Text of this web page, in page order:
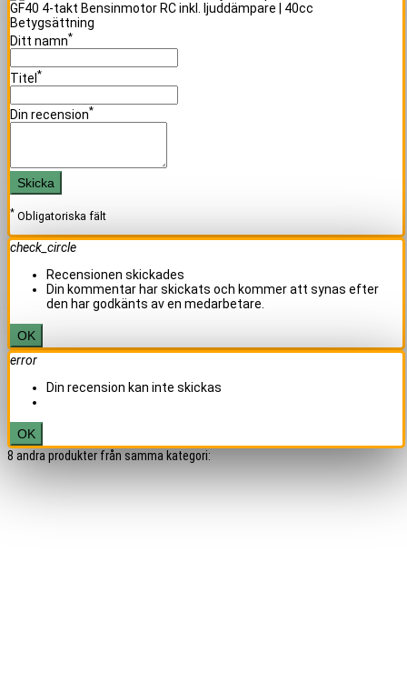
GF40 4-takt Bensinmotor RC inkl. ljuddämpare | 40cc
Betygsättning
Ditt namn*
Titel *
Din recension*
Skicka
* Obligatoriska fält
check_circle
Recensionen skickades
Din kommentar har skickats och kommer att synas efter
den har godkänts av en medarbetare.
OK
error
Din recension kan inte skickas
OK
8 andra produkter från samma kategori: